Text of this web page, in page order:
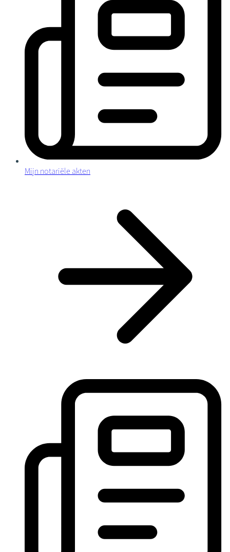
Mijn notariële akten